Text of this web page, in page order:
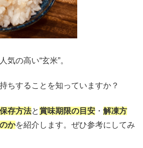
気の高い“玄米”。
ちすることを知っていますか？
存方法と 賞味期限の目安 ・ 解凍方
かを紹介します。ぜひ参考にしてみ